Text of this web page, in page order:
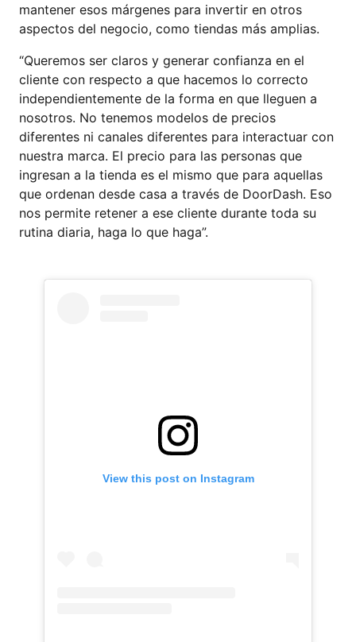
mantener esos márgenes para invertir en otros
aspectos del negocio, como tiendas más amplias.
“Queremos ser claros y generar confianza en el
cliente con respecto a que hacemos lo correcto
independientemente de la forma en que lleguen a
nosotros. No tenemos modelos de precios
diferentes ni canales diferentes para interactuar con
nuestra marca. El precio para las personas que
ingresan a la tienda es el mismo que para aquellas
que ordenan desde casa a través de DoorDash. Eso
nos permite retener a ese cliente durante toda su
rutina diaria, haga lo que haga”.
View this post on Instagram